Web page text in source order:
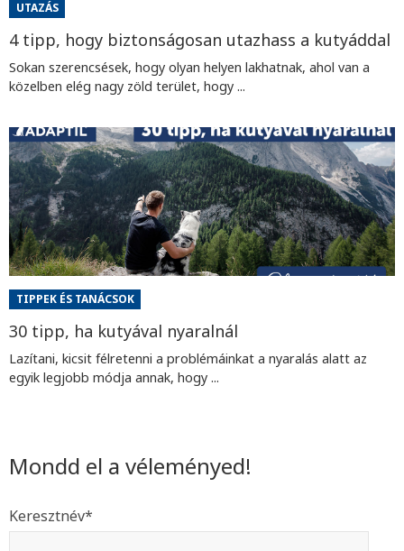
UTAZÁS
4 tipp, hogy biztonságosan utazhass a kutyáddal
Sokan szerencsések, hogy olyan helyen lakhatnak, ahol van a
közelben elég nagy zöld terület, hogy ...
TIPPEK ÉS TANÁCSOK
30 tipp, ha kutyával nyaralnál
Lazítani, kicsit félretenni a problémáinkat a nyaralás alatt az
egyik legjobb módja annak, hogy ...
Mondd el a véleményed!
Keresztnév*